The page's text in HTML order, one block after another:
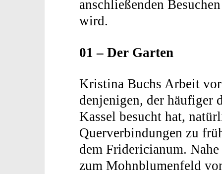
anschließenden
wird.
01 – Der Garten
Kristina Buchs Arbeit
denjenigen, der häufiger
Kassel besucht hat,
Querverbindungen zu
dem Fridericianum.
zum Mohnblumenfeld